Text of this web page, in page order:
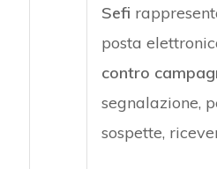
Sefi
posta
contro
segnalazione,
sospette,